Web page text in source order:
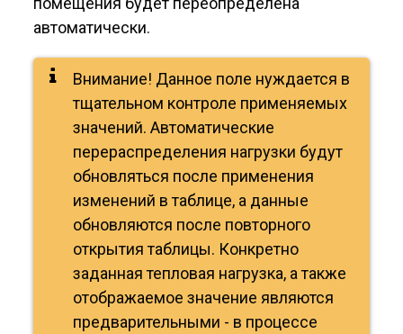
автоматически.
Внимание! Данное поле нуждается в
тщательном контроле применяемых
значений. Автоматические
перераспределения нагрузки будут
обновляться после применения
изменений в таблице, а данные
обновляются после повторного
открытия таблицы. Конкретно
заданная тепловая нагрузка, а также
отображаемое значение являются
предварительными - в процессе